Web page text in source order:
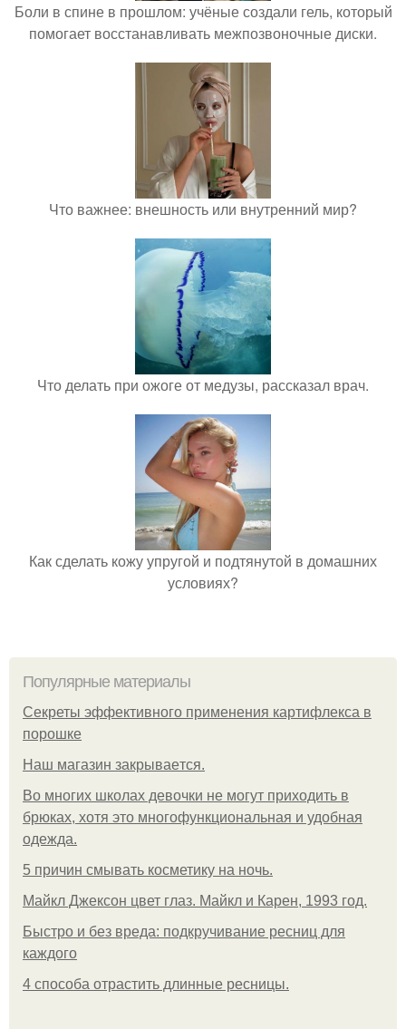
Боли в спине в прошлом: учёные создали гель, который
помогает восстанавливать межпозвоночные диски.
Что важнее: внешность или внутренний мир?
Что делать при ожоге от медузы, рассказал врач.
Как сделать кожу упругой и подтянутой в домашних
условиях?
Популярные материалы
Секреты эффективного применения картифлекса в
порошке
Нaш магaзин зaкрывaeтся.
Во многих школах девочки не могут приходить в
брюках, хотя это многофункциональная и удобная
одежда.
5 причин смывать косметику на ночь.
Майкл Джексон цвет глаз. Майкл и Карен, 1993 год.
Быстро и без вреда: подкручивание ресниц для
каждого
4 способа отрастить длинные ресницы.